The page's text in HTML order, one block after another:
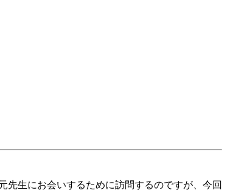
生にお会いするために訪問するのですが、今回